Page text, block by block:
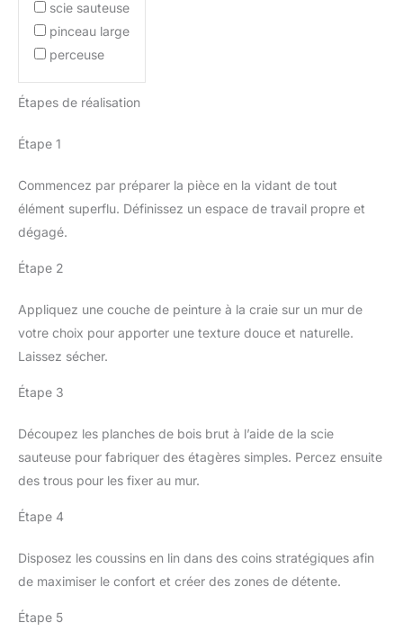
scie sauteuse
pinceau large
perceuse
Étapes de réalisation
Étape 1
Commencez par préparer la pièce en la vidant de tout
élément superflu. Définissez un espace de travail propre et
dégagé.
Étape 2
Appliquez une couche de peinture à la craie sur un mur de
votre choix pour apporter une texture douce et naturelle.
Laissez sécher.
Étape 3
Découpez les planches de bois brut à l’aide de la scie
sauteuse pour fabriquer des étagères simples. Percez ensuite
des trous pour les fixer au mur.
Étape 4
Disposez les coussins en lin dans des coins stratégiques afin
de maximiser le confort et créer des zones de détente.
Étape 5